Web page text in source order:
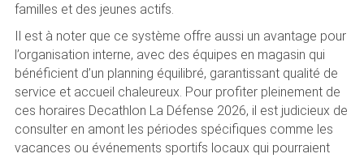
familles et des jeunes actifs.
Il est à noter que ce système offre aussi un avantage pour
l’organisation interne, avec des équipes en magasin qui
bénéficient d’un planning équilibré, garantissant qualité de
service et accueil chaleureux. Pour profiter pleinement de
ces horaires Decathlon La Défense 2026, il est judicieux de
consulter en amont les périodes spécifiques comme les
vacances ou événements sportifs locaux qui pourraient